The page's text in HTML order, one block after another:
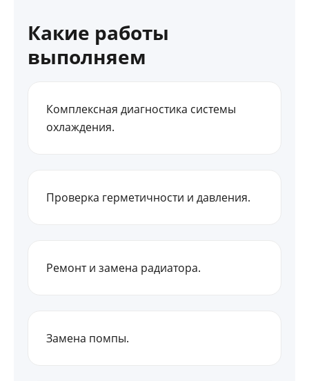
Какие работы
выполняем
Комплексная диагностика системы
охлаждения.
Проверка герметичности и давления.
Ремонт и замена радиатора.
Замена помпы.